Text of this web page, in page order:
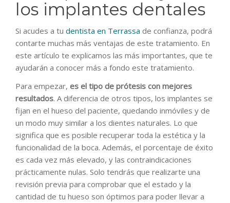
los implantes dentales
Si acudes a tu dentista en Terrassa de confianza, podrá
contarte muchas más ventajas de este tratamiento. En
este artículo te explicamos las más importantes, que te
ayudarán a conocer más a fondo este tratamiento.
Para empezar, es el tipo de prótesis con mejores
resultados. A diferencia de otros tipos, los implantes se
fijan en el hueso del paciente, quedando inmóviles y de
un modo muy similar a los dientes naturales. Lo que
significa que es posible recuperar toda la estética y la
funcionalidad de la boca. Además, el porcentaje de éxito
es cada vez más elevado, y las contraindicaciones
prácticamente nulas. Solo tendrás que realizarte una
revisión previa para comprobar que el estado y la
cantidad de tu hueso son óptimos para poder llevar a